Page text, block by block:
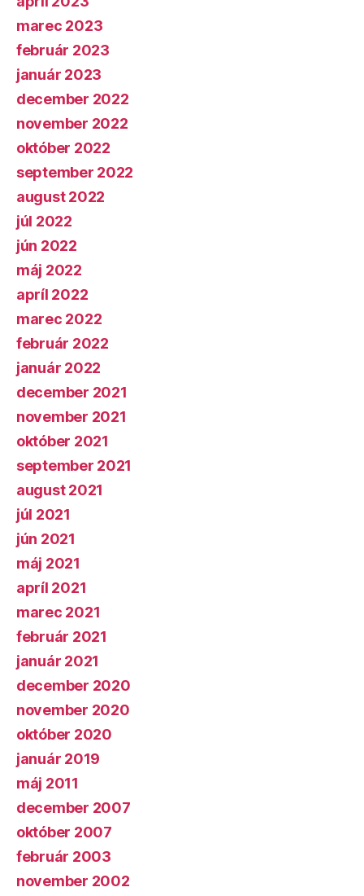
marec 2023
február 2023
január 2023
december 2022
november 2022
október 2022
september 2022
august 2022
júl 2022
jún 2022
máj 2022
apríl 2022
marec 2022
február 2022
január 2022
december 2021
november 2021
október 2021
september 2021
august 2021
júl 2021
jún 2021
máj 2021
apríl 2021
marec 2021
február 2021
január 2021
december 2020
november 2020
október 2020
január 2019
máj 2011
december 2007
október 2007
február 2003
november 2002